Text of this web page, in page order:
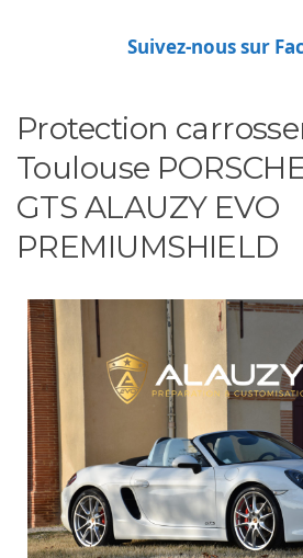
Suivez-nous sur
Protection
Toulouse
GTS ALAUZY EVO
PREMIUMSHIELD